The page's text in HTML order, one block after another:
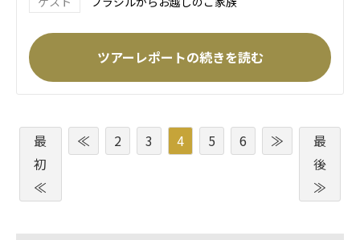
ツアーレポートの続きを読む
最
初
≪
≪ 2 3 4 5 6 ≫
最
後
≫